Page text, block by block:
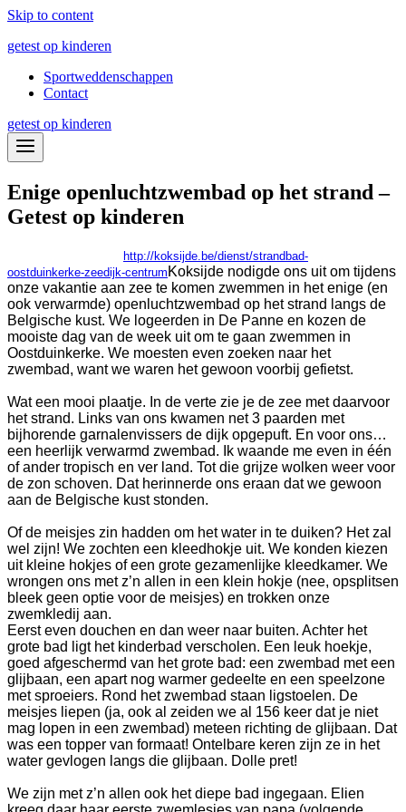
Skip to content
getest op kinderen
Sportweddenschappen
Contact
getest op kinderen
Enige openluchtzwembad op het strand –
Getest op kinderen
http://koksijde.be/dienst/strandbad-
oostduinkerke-zeedijk-centrum Koksijde nodigde ons uit om tijdens
onze vakantie aan zee te komen zwemmen in het enige (en
ook verwarmde) openluchtzwembad op het strand langs de
Belgische kust. We logeerden in De Panne en kozen de
mooiste dag van de week uit om te gaan zwemmen in
Oostduinkerke. We moesten even zoeken naar het
zwembad, want we waren het gewoon voorbij gefietst.
Wat een mooi plaatje. In de verte zie je de zee met daarvoor
het strand. Links van ons kwamen net 3 paarden met
bijhorende garnalenvissers de dijk opgepuft. En voor ons…
een heerlijk verwarmd zwembad. Ik waande me even in één
of ander tropisch en ver land. Tot die grijze wolken weer voor
de zon schoven. Dat herinnerde ons eraan dat we gewoon
aan de Belgische kust stonden.
Of de meisjes zin hadden om het water in te duiken? Het zal
wel zijn! We zochten een kleedhokje uit. We konden kiezen
uit kleine hokjes of een grote gezamenlijke kleedkamer. We
wrongen ons met z’n allen in een klein hokje (nee, opsplitsen
bleek geen optie voor de meisjes) en trokken onze
zwemkledij aan.
Eerst even douchen en dan weer naar buiten. Achter het
grote bad ligt het kinderbad verscholen. Een leuk hoekje,
goed afgeschermd van het grote bad: een zwembad met een
glijbaan, een apart nog warmer gedeelte en een speelzone
met sproeiers. Rond het zwembad staan ligstoelen. De
meisjes liepen (ja, ook al zeiden we al 156 keer dat je niet
mag lopen in een zwembad) meteen richting de glijbaan. Dat
was een topper van formaat! Ontelbare keren zijn ze in het
water gevlogen langs die glijbaan. Dolle pret!
We zijn met z’n allen ook het diepe bad ingegaan. Elien